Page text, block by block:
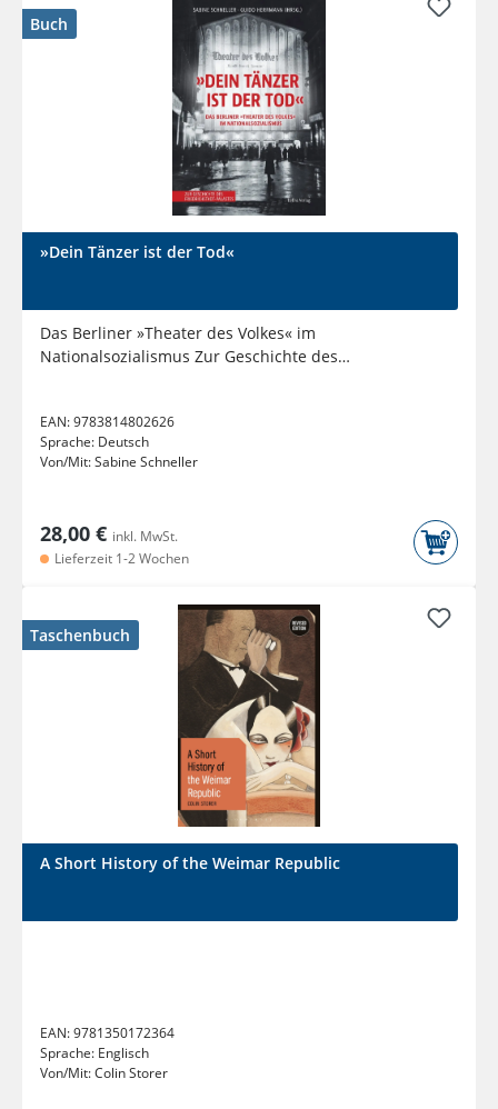
Buch
»Dein Tänzer ist der Tod«
Das Berliner »Theater des Volkes« im
Nationalsozialismus Zur Geschichte des
EAN:9783814802626
Sprache: Deutsch
Von/Mit:Sabine Schneller
28,00 € inkl. MwSt.
Lieferzeit 1-2 Wochen
Taschenbuch
A Short History of the Weimar Republic
EAN:9781350172364
Sprache: Englisch
Von/Mit:Colin Storer